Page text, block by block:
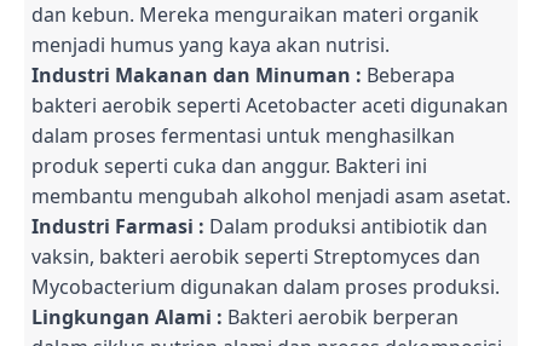
dan kebun. Mereka menguraikan materi organik
menjadi humus yang kaya akan nutrisi.
Industri Makanan dan Minuman : Beberapa
bakteri aerobik seperti Acetobacter aceti digunakan
dalam proses fermentasi untuk menghasilkan
produk seperti cuka dan anggur. Bakteri ini
membantu mengubah alkohol menjadi asam asetat.
Industri Farmasi : Dalam produksi antibiotik dan
vaksin, bakteri aerobik seperti Streptomyces dan
Mycobacterium digunakan dalam proses produksi.
Lingkungan Alami : Bakteri aerobik berperan